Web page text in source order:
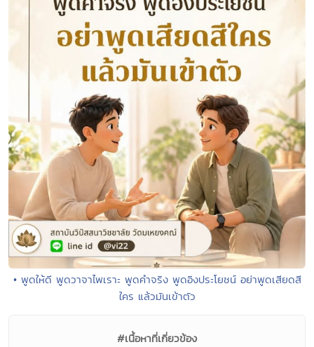
• พูดให้ดี พูดวาจาไพเราะ พูดคำจริง พูดอิงประโยชน์ อย่าพูดเสียดสี
ใคร แล้วมันเข้าตัว
#เนื้อหาที่เกี่ยวข้อง